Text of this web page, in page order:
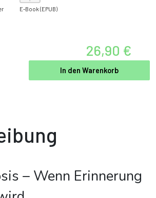
E-Book (EPUB)
26,90 €
In den Warenkorb
– Wenn Erinnerung